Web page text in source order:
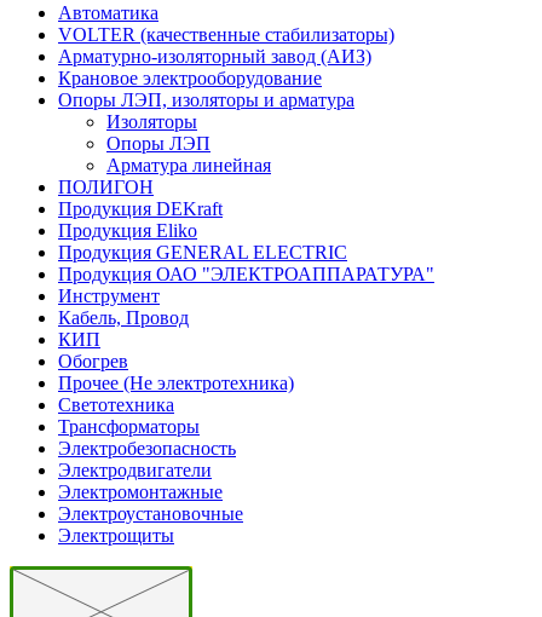
Автоматика
VOLTER (качественные стабилизаторы)
Арматурно-изоляторный завод (АИЗ)
Крановое электрооборудование
Опоры ЛЭП, изоляторы и арматура
Изоляторы
Опоры ЛЭП
Арматура линейная
ПОЛИГОН
Продукция DEKraft
Продукция Eliko
Продукция GENERAL ELECTRIC
Продукция ОАО "ЭЛЕКТРОАППАРАТУРА"
Инструмент
Кабель, Провод
КИП
Обогрев
Прочее (Не электротехника)
Светотехника
Трансформаторы
Электробезопасность
Электродвигатели
Электромонтажные
Электроустановочные
Электрощиты